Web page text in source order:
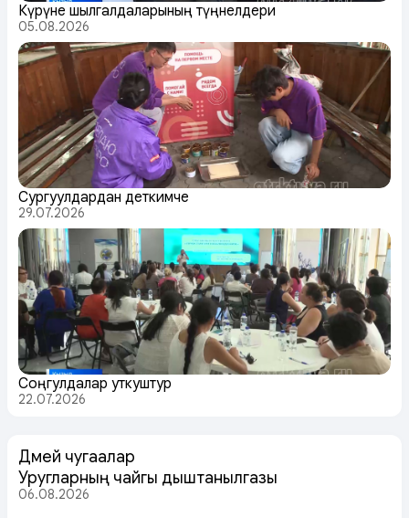
Күрүне шылгалдаларының түңнелдери
05.08.2026
Сургуулдардан деткимче
29.07.2026
Соңгулдалар уткуштур
22.07.2026
Дөмей чугаалар
Уругларның чайгы дыштанылгазы
06.08.2026